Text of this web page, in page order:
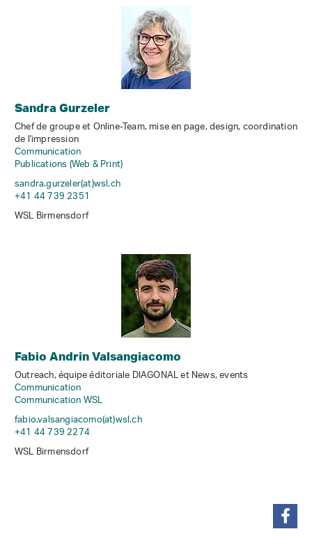
Sandra Gurzeler
Chef de groupe et Online-Team, mise en page, design, coordination
de l'impression
Communication
Publications (Web & Print)
sandra.gurzeler(at)wsl.ch
+41 44 739 2351
WSL Birmensdorf
Fabio Andrin Valsangiacomo
Outreach, équipe éditoriale DIAGONAL et News, events
Communication
Communication WSL
fabio.valsangiacomo(at)wsl.ch
+41 44 739 2274
WSL Birmensdorf